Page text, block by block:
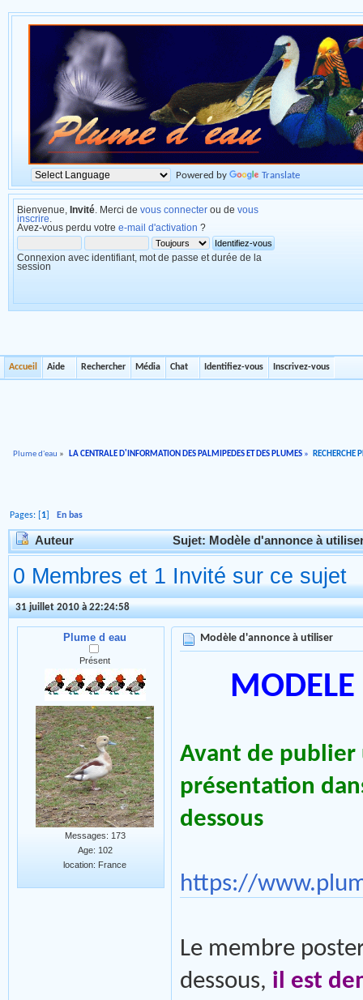
Powered by Translate
Bienvenue, Invité . Merci de vous connecter ou de vous
inscrire
Avez-vous perdu votre e-mail d'activation ?
Connexion avec identifiant, mot de passe et durée de la
session
Accueil Aide Rechercher Média Chat Identifiez-vous Inscrivez-vous
Plume d'eau » LA CENTRALE D'INFORMATION DES PALMIPEDES ET DES PLUMES » RECHERCHE
Pages: [ 1 ]En bas
Auteur Sujet: Modèle d'annonce à
0 Membres et 1 Invité sur ce sujet
31 juillet 2010 à 22:24:58
Plume d eau
Présent
Messages: 173
Age: 102
location: France
Modèle d'annonce à utiliser
MODELE
Avant de publier
présentation
dessous
https://
Le membre
dessous, il est